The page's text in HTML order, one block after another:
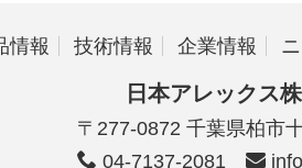
情報 技術情報 企業情報
日本アレックス
〒277-0872 千葉県柏市
04-7137-2081